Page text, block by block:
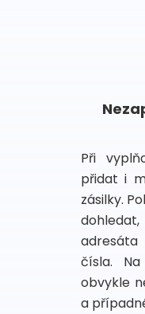
Při
přidat i
zásilky.
čísla.
obvykle
a